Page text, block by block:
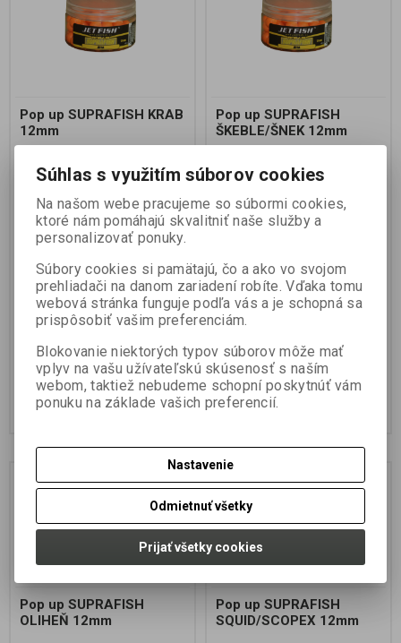
Pop up SUPRAFISH KRAB
12mm
Katalógové číslo: 1922972
Termín dodania (dni):7
Hmotnosť balenia:0,04 kg
Počet v balení: 1 ks
Vynikajúce silné aromatické boilie
reflexnej farby. Pripravujeme ho v
rovnakých príchutiach ako naše
potápavé boilie SUPRAFISH.
Môžu sa použiť ako samostatná
nástraha alebo v kombinácii s
5,99 EUR
4,87 EUR (Vaša cena bez DPH:)
Pridať do košíka
Pop up SUPRAFISH
ŠKEBLE/ŠNEK 12mm
Katalógové číslo: 1922975
Termín dodania (dni):7
Hmotnosť balenia:0,04 kg
Vynikajúce silné aromatické boilie
reflexnej farby. Pripravujeme ho v
rovnakých príchutiach ako naše
potápavé boilie SUPRAFISH.
Môžu sa použiť ako samostatná
nástraha alebo v kombinácii s
potápavým boilie na panáčka,...
5,99 EUR
4,87 EUR (Vaša cena bez DPH:)
Pridať do košíka
Pop up SUPRAFISH
OLIHEŇ 12mm
Pop up SUPRAFISH
SQUID/SCOPEX 12mm
Súhlas s využitím súborov cookies
Na našom webe pracujeme so súbormi cookies,
ktoré nám pomáhajú skvalitniť naše služby a
personalizovať ponuky.
Súbory cookies si pamätajú, čo a ako vo svojom
prehliadači na danom zariadení robíte. Vďaka tomu
webová stránka funguje podľa vás a je schopná sa
prispôsobiť vašim preferenciám.
Blokovanie niektorých typov súborov môže mať
vplyv na vašu užívateľskú skúsenosť s naším
webom, taktiež nebudeme schopní poskytnúť vám
ponuku na základe vašich preferencií.
Nastavenie
Odmietnuť všetky
Prijať všetky cookies